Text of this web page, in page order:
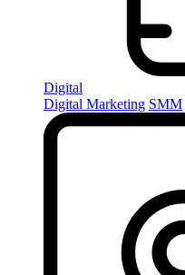
Digital
Digital Marketing SMM